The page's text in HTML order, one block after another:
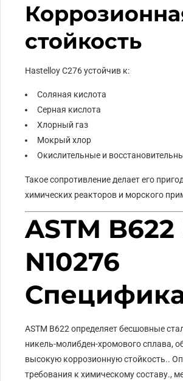
стойкость
Hastelloy C276 устойчив к:
Соляная кислота
Серная кислота
Хлорный газ
Мокрый хлор
Окислительные и
Такое сопротивление делает его
химических реакторов и морского
ASTM B622
N10276
ASTM B622 определяет бесшовные
никель-молибден-хромового сплава,
высокую коррозионную стойкость..
требования к химическому составу.,